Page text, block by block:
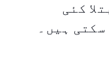
کئی
ہیں۔